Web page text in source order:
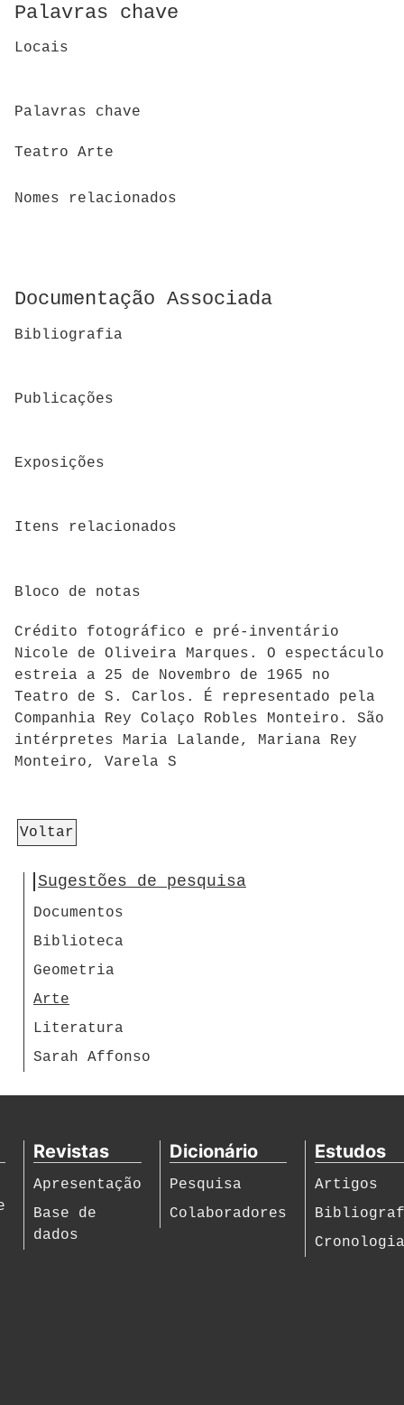
Palavras chave
Locais
Palavras chave
Teatro Arte
Nomes relacionados
Documentação Associada
Bibliografia
Publicações
Exposições
Itens relacionados
Bloco de notas
Crédito fotográfico e pré-inventário
Nicole de Oliveira Marques. O espectáculo
estreia a 25 de Novembro de 1965 no
Teatro de S. Carlos. É representado pela
Companhia Rey Colaço Robles Monteiro. São
intérpretes Maria Lalande, Mariana Rey
Monteiro, Varela S
Voltar
Sugestões de pesquisa
Documentos
Biblioteca
Geometria
Arte
Literatura
Sarah Affonso
Revistas
Apresentação
Base de
dados
Dicionário
Pesquisa
Colaboradores
Estudos
Artigos